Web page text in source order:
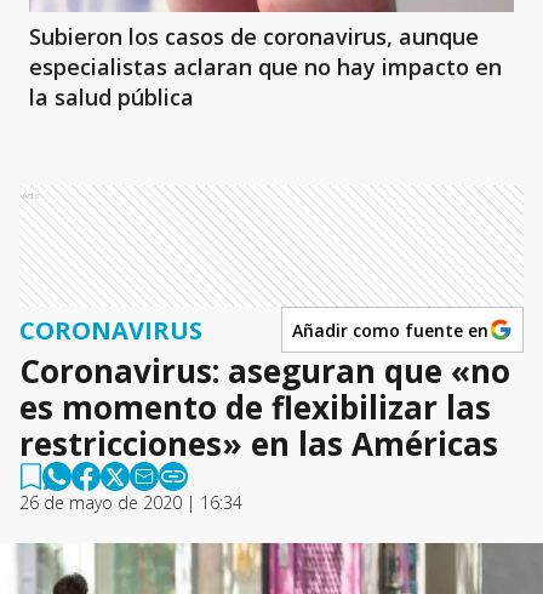
Subieron los casos de coronavirus, aunque
especialistas aclaran que no hay impacto en
la salud pública
Ads
CORONAVIRUS Añadir como fuente en
Coronavirus: aseguran que «no
es momento de flexibilizar las
restricciones» en las Américas
26 de mayo de 2020 | 16:34